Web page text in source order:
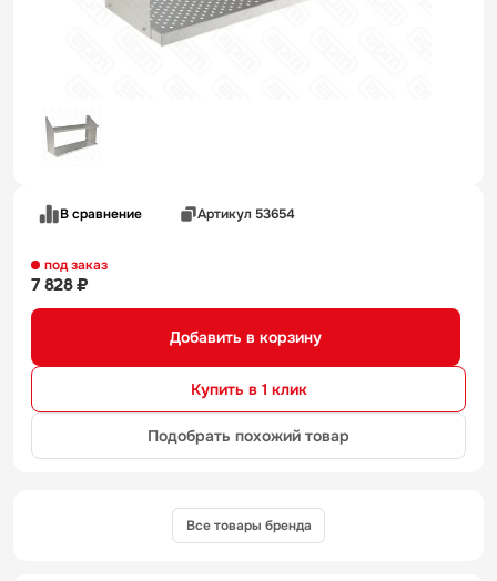
В сравнение Артикул 53654
под заказ
7 828 ₽
Добавить в корзину
Купить в 1 клик
Подобрать похожий товар
Все товары бренда